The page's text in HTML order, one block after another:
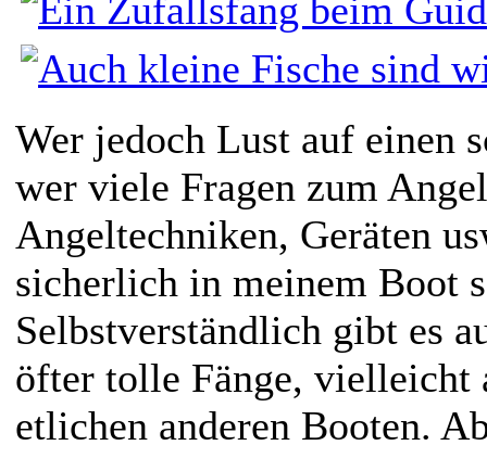
Wer jedoch Lust auf einen
wer viele Fragen zum
Angeltechniken, Geräten
sicherlich in meinem Boot
Selbstverständlich gibt es
öfter tolle Fänge, vielleicht
etlichen anderen Booten.